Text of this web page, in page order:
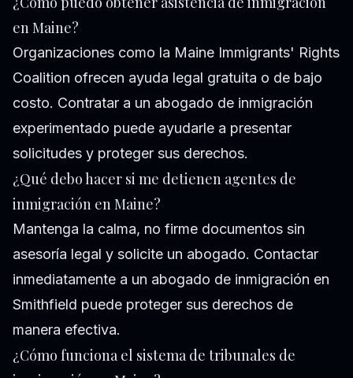
en Maine?
Organizaciones como la Maine Immigrants' Rights
Coalition ofrecen ayuda legal gratuita o de bajo
costo. Contratar a un abogado de inmigración
experimentado puede ayudarle a presentar
solicitudes y proteger sus derechos.
¿Qué debo hacer si me detienen agentes de
inmigración en Maine?
Mantenga la calma, no firme documentos sin
asesoría legal y solicite un abogado. Contactar
inmediatamente a un abogado de inmigración en
Smithfield puede proteger sus derechos de
manera efectiva.
¿Cómo funciona el sistema de tribunales de